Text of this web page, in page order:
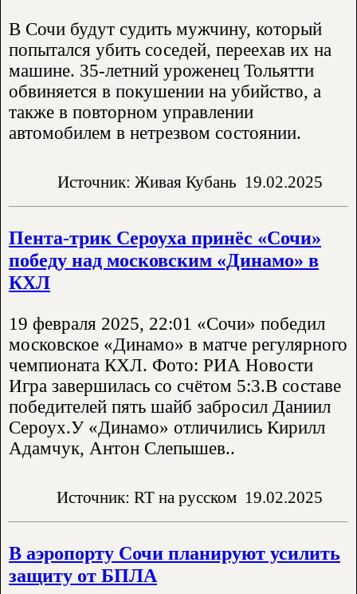
В Сочи будут судить мужчину, который
попытался убить соседей, переехав их на
машине. 35-летний уроженец Тольятти
обвиняется в покушении на убийство, а
также в повторном управлении
автомобилем в нетрезвом состоянии.
Источник: Живая Кубань 19.02.2025
Пента-трик Сероуха принёс «Сочи»
победу над московским «Динамо» в
КХЛ
19 февраля 2025, 22:01 «Сочи» победил
московское «Динамо» в матче регулярного
чемпионата КХЛ. Фото: РИА Новости
Игра завершилась со счётом 5:3.В составе
победителей пять шайб забросил Даниил
Сероух.У «Динамо» отличились Кирилл
Адамчук, Антон Слепышев..
Источник: RT на русском 19.02.2025
В аэропорту Сочи планируют усилить
защиту от БПЛА